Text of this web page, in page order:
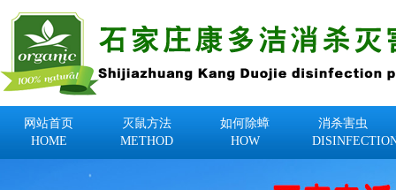
网站首页
HOME
灭鼠方法
METHOD
如何除蟑
HOW
消杀害虫